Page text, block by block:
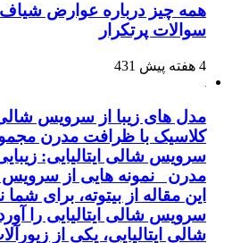
همه چیز درباره عوارض
سوالات پرتکرار
4 هفته پیش 431
مدل های زیبا از سرویس شالی
کلاسیک با ظرافت مدرن
سرویس شالی ایتالیایی:
مدرن نمونه هایی از سرویس
این مقاله از بیتوته، برای شما
سرویس شالی ایتالیایی را
شالی ایتالیایی، یکی از